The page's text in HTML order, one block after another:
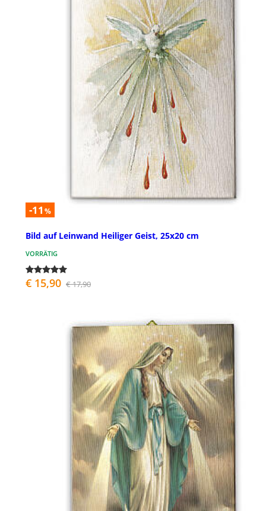
-11 %
Bild auf Leinwand Heiliger Geist, 25x20 cm
VORRÄTIG
€ 15,90 € 17,90